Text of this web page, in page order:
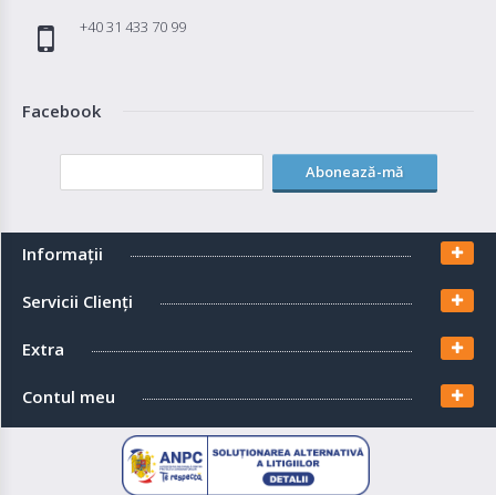
+40 31 433 70 99
Facebook
Abonează-mă
Informaţii
Servicii Clienţi
Extra
Contul meu